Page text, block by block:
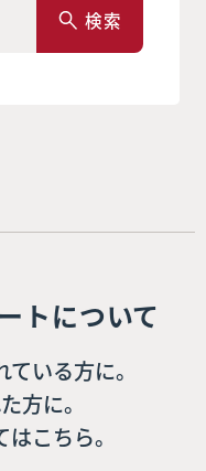
検索
トについて
いる方に。
方に。
こちら。